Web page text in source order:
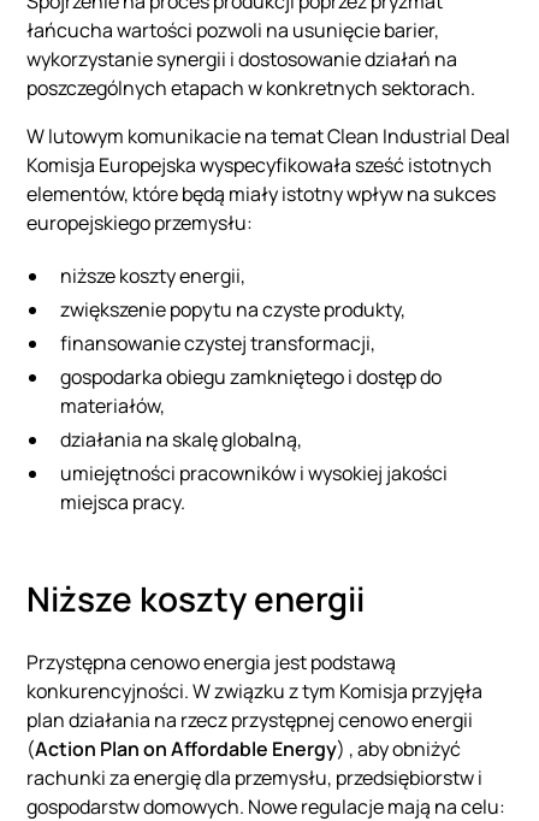
łańcucha wartości pozwoli na usunięcie barier,
wykorzystanie synergii i dostosowanie działań na
poszczególnych etapach w konkretnych sektorach.
W lutowym komunikacie na temat Clean Industrial Deal
Komisja Europejska wyspecyfikowała sześć istotnych
elementów, które będą miały istotny wpływ na sukces
europejskiego przemysłu:
niższe koszty energii,
zwiększenie popytu na czyste produkty,
finansowanie czystej transformacji,
gospodarka obiegu zamkniętego i dostęp do
materiałów,
działania na skalę globalną,
umiejętności pracowników i wysokiej jakości
miejsca pracy.
Niższe koszty energii
Przystępna cenowo energia jest podstawą
konkurencyjności. W związku z tym Komisja przyjęła
plan działania na rzecz przystępnej cenowo energii
(Action Plan on Affordable Energy) , aby obniżyć
rachunki za energię dla przemysłu, przedsiębiorstw i
gospodarstw domowych. Nowe regulacje mają na celu: